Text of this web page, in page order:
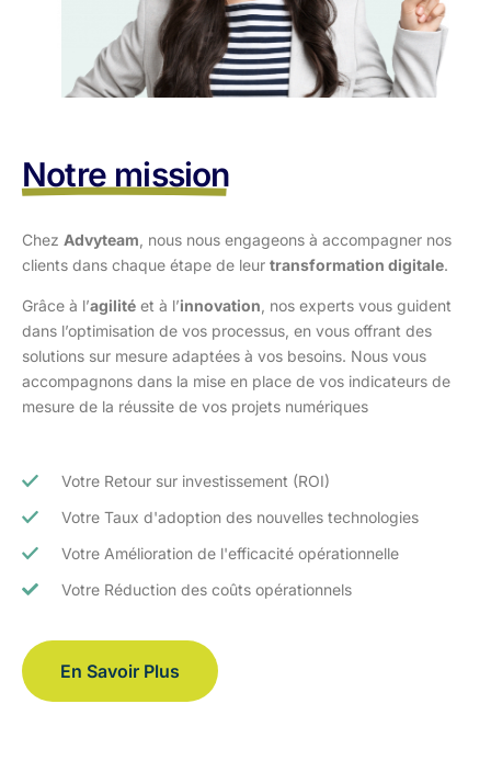
Notre mission
Chez Advyteam , nous nous engageons à accompagner nos
clients dans chaque étape de leur transformation digitale.
Grâce à l’agilité et à l’innovation , nos experts vous guident
dans l’optimisation de vos processus, en vous offrant des
solutions sur mesure adaptées à vos besoins. Nous vous
accompagnons dans la mise en place de vos indicateurs de
mesure de la réussite de vos projets numériques
Votre Retour sur investissement (ROI)
Votre Taux d'adoption des nouvelles technologies
Votre Amélioration de l'efficacité opérationnelle
Votre Réduction des coûts opérationnels
En Savoir Plus